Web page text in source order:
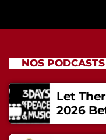
NOS PODCASTS
Let
2026